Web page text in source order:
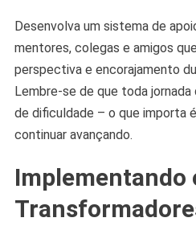
Desenvolva um sistema de
mentores, colegas e amigos
perspectiva e encorajamento
Lembre-se de que toda
de dificuldade – o que importa
continuar avançando.
Implementando